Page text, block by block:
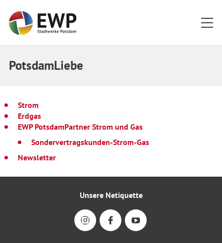
Startseite
PotsdamLiebe
Strom
Erdgas
EWP PotsdamPartner Strom und Gas
Sondervertragskunden-Strom-Gas
Newsletter
Unsere Netiquette